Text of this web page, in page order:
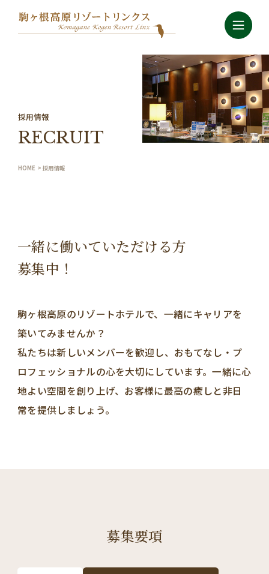
採用情報
RECRUIT
HOME >採用情報
一緒に働いていただける方
募集中！
駒ヶ根高原のリゾートホテルで、一緒にキャリアを
築いてみませんか？
私たちは新しいメンバーを歓迎し、おもてなし・プ
ロフェッショナルの心を大切にしています。一緒に心
地よい空間を創り上げ、お客様に最高の癒しと非日
常を提供しましょう。
募集要項